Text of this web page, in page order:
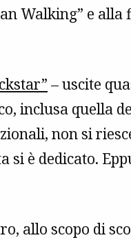
Walking” e
– uscite
inclusa quella
non si
si è dedicato.
allo scopo di